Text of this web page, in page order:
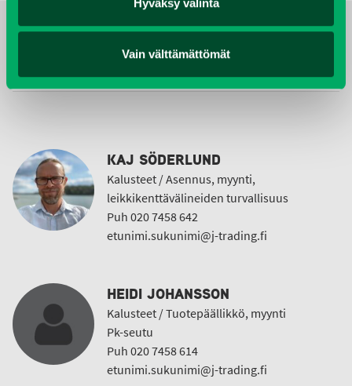
Vain välttämättömät
YHTEYSTIEDOT
KAJ SÖDERLUND
Kalusteet / Asennus, myynti,
leikkikenttävälineiden turvallisuus
Puh 020 7458 642
etunimi.sukunimi@j-trading.fi
HEIDI JOHANSSON
Kalusteet / Tuotepäällikkö, myynti
Pk-seutu
Puh 020 7458 614
etunimi.sukunimi@j-trading.fi